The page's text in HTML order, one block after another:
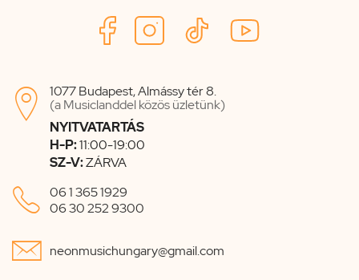

1077 Budapest, Almássy tér 8.
(a Musiclanddel közös üzletünk)
NYITVATARTÁS
H-P:11:00-19:00
SZ-V:ZÁRVA
 06 1 365 1929
06 30 252 9300
 neonmusichungary@gmail.com